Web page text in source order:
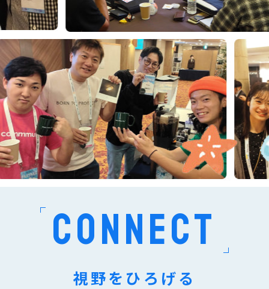
マーケターの集い 2Days Camp Under 34は
多くの方のご支援・ご参加を賜り、
大盛況にて開催することができました。
皆様、誠にありがとうございました！
イベントについて
ABOUT EVENT
CONNECT
視野をひろげる